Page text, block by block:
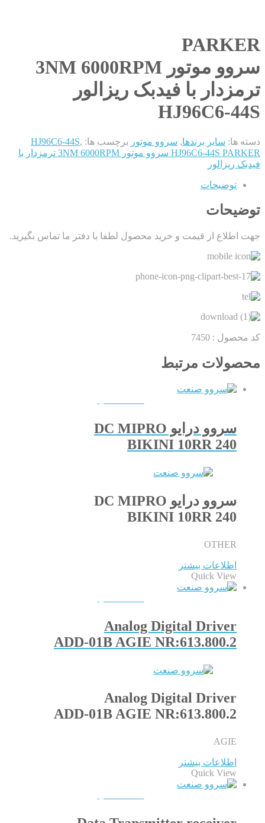
PARKER
سروو موتور 3NM 6000RPM
ترمزدار با فیدبک ریزالور
HJ96C6-44S
دسته ها: سایر برندها, سروو موتور برچسب ها: HJ96C6-44S,
HJ96C6-44S PARKER سروو موتور 3NM 6000RPM ترمزدار با
فیدبک ریزالور
توضیحات
توضیحات
جهت اطلاع از قیمت و خرید محصول لطفا با دفتر ما تماس بگیرید.
کد محصول : 7450
محصولات مرتبط
سروو درایو DC MIPRO
BIKINI 10RR 240
سروو درایو DC MIPRO
BIKINI 10RR 240
OTHER
اطلاعات بیشتر
Quick View
Analog Digital Driver
ADD-01B AGIE NR:613.800.2
Analog Digital Driver
ADD-01B AGIE NR:613.800.2
AGIE
اطلاعات بیشتر
Quick View